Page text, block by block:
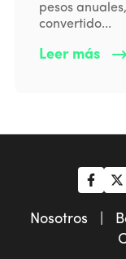
pesos
convertido...
Leer más
Nosotros |